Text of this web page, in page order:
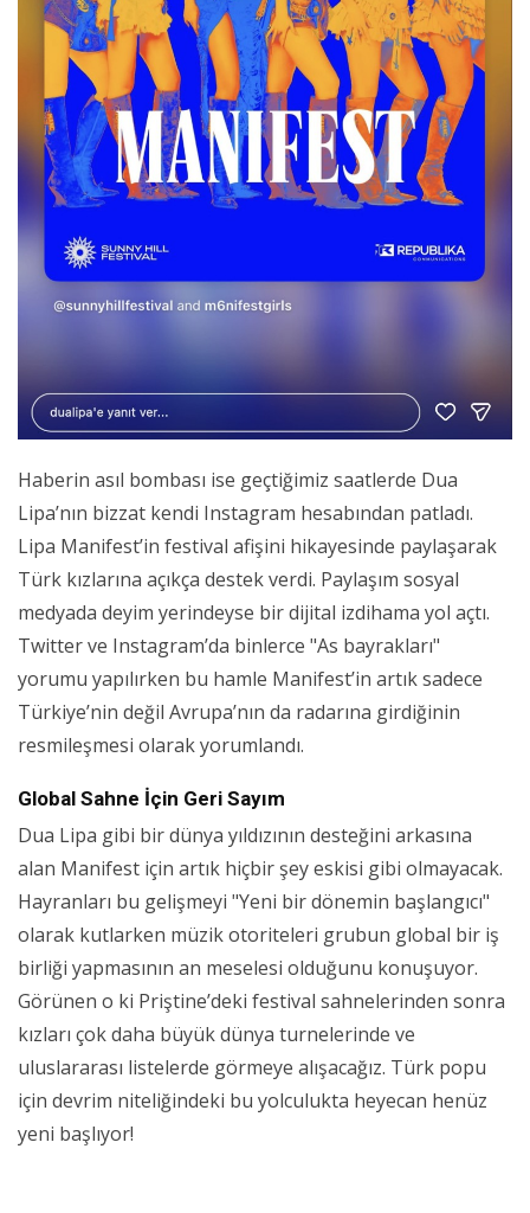
Haberin asıl bombası ise geçtiğimiz saatlerde Dua
Lipa’nın bizzat kendi Instagram hesabından patladı.
Lipa Manifest’in festival afişini hikayesinde paylaşarak
Türk kızlarına açıkça destek verdi. Paylaşım sosyal
medyada deyim yerindeyse bir dijital izdihama yol açtı.
Twitter ve Instagram’da binlerce "As bayrakları"
yorumu yapılırken bu hamle Manifest’in artık sadece
Türkiye’nin değil Avrupa’nın da radarına girdiğinin
resmileşmesi olarak yorumlandı.
Global Sahne İçin Geri Sayım
Dua Lipa gibi bir dünya yıldızının desteğini arkasına
alan Manifest için artık hiçbir şey eskisi gibi olmayacak.
Hayranları bu gelişmeyi "Yeni bir dönemin başlangıcı"
olarak kutlarken müzik otoriteleri grubun global bir iş
birliği yapmasının an meselesi olduğunu konuşuyor.
Görünen o ki Priştine’deki festival sahnelerinden sonra
kızları çok daha büyük dünya turnelerinde ve
uluslararası listelerde görmeye alışacağız. Türk popu
için devrim niteliğindeki bu yolculukta heyecan henüz
yeni başlıyor!